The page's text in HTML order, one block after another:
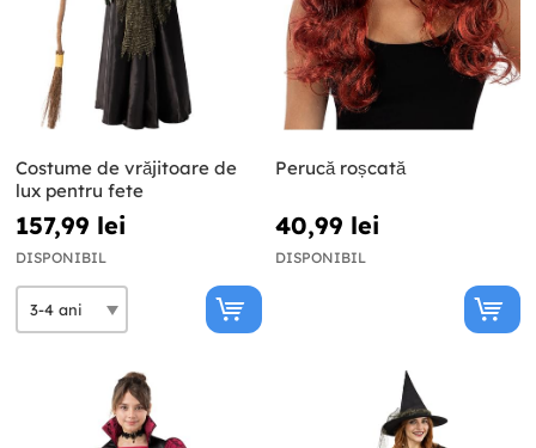
Costume de vrăjitoare de
lux pentru fete
157,99 lei
DISPONIBIL
Perucă roșcată
40,99 lei
DISPONIBIL